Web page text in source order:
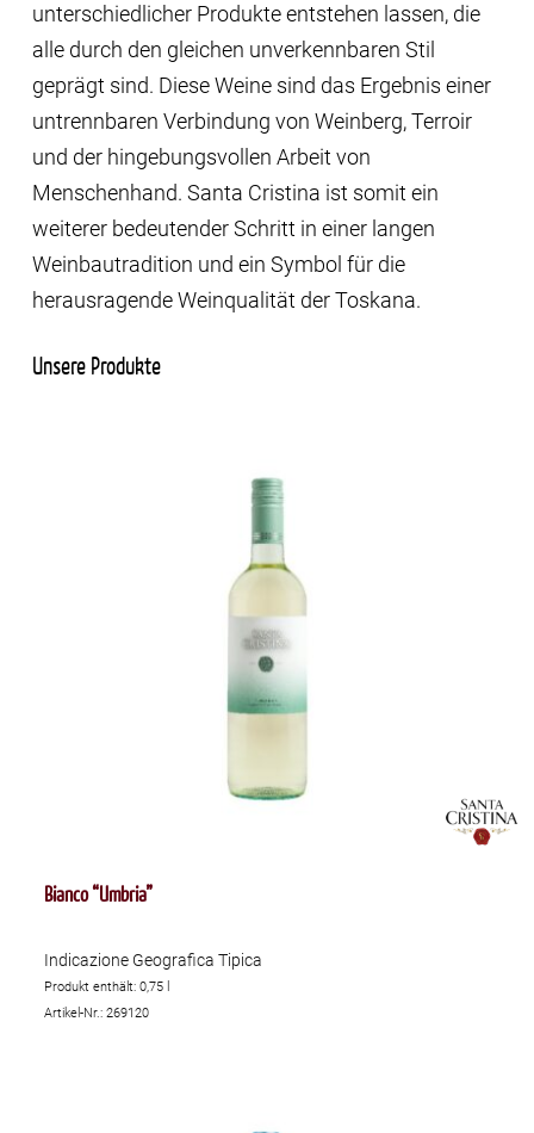
unterschiedlicher Produkte entstehen lassen, die
alle durch den gleichen unverkennbaren Stil
geprägt sind. Diese Weine sind das Ergebnis einer
untrennbaren Verbindung von Weinberg, Terroir
und der hingebungsvollen Arbeit von
Menschenhand. Santa Cristina ist somit ein
weiterer bedeutender Schritt in einer langen
Weinbautradition und ein Symbol für die
herausragende Weinqualität der Toskana.
Unsere Produkte
Bianco “Umbria”
Indicazione Geografica Tipica
Produkt enthält: 0,75
Artikel-Nr.: 269120